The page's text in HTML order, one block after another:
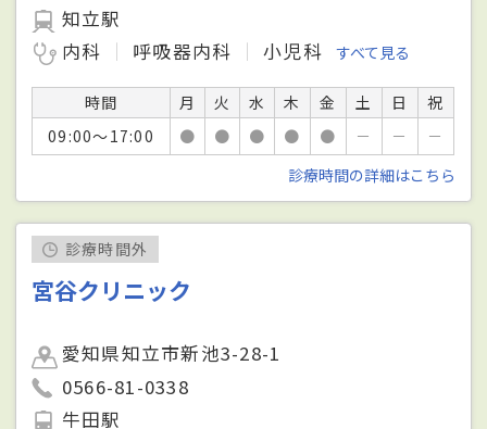
知立駅
内科
呼吸器内科 小児科 すべて見る
時間 月 火 水 木 金 土 日
祝
09:00～17:00
● ● ● ● ● － －
－
診療時間の詳細はこちら
診療時間外
宮谷クリニック
愛知県知立市新池3-28-1
0566-81-0338
牛田駅